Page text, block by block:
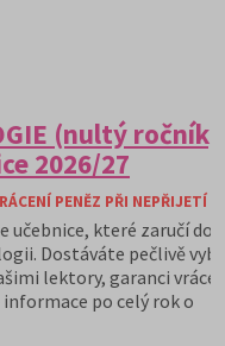
(nultý ročník)
2026/27
PENĚZ PŘI NEPŘIJETÍ
učebnice, které zaručí
Dostáváte pečlivě
lektory, garanci
po celý rok o